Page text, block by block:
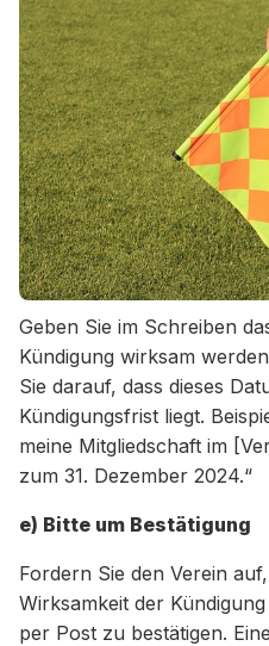
Geben Sie im Schreiben
Kündigung wirksam
Sie darauf, dass dieses
Kündigungsfrist liegt.
meine Mitgliedschaft im
zum 31. Dezember 2024.“
e) Bitte um Bestätigung
Fordern Sie den Verein
Wirksamkeit der
per Post zu bestätigen.